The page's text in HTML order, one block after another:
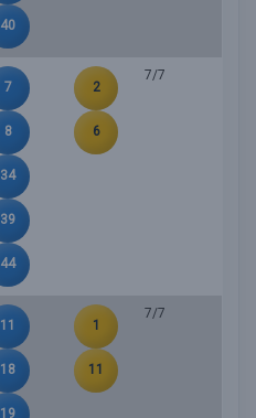
40
7
8
34
39
44
2
6
7/7
11
18
19
1
11
7/7